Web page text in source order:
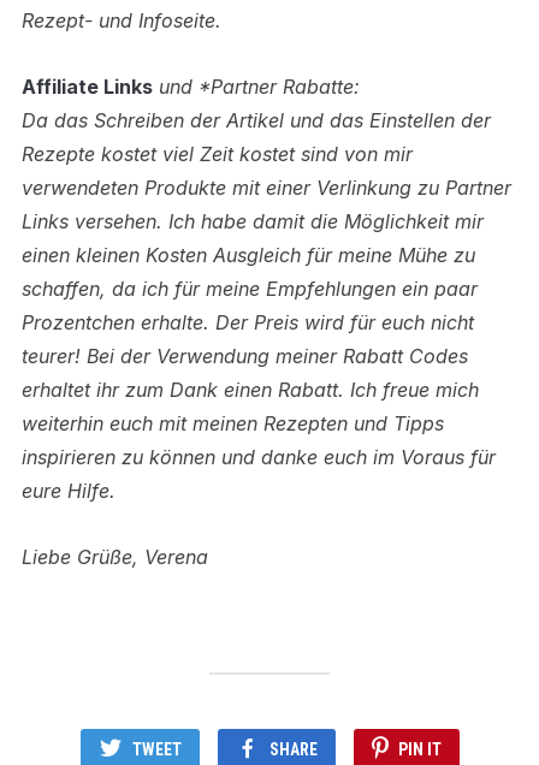
Rezept- und Infoseite.
Affiliate Linksund *Partner Rabatte:
Da das Schreiben der Artikel und das Einstellen der
Rezepte kostet viel Zeit kostet sind von mir
verwendeten Produkte mit einer Verlinkung zu Partner
Links versehen. Ich habe damit die Möglichkeit mir
einen kleinen Kosten Ausgleich für meine Mühe zu
schaffen, da ich für meine Empfehlungen ein paar
Prozentchen erhalte. Der Preis wird für euch nicht
teurer! Bei der Verwendung meiner Rabatt Codes
erhaltet ihr zum Dank einen Rabatt. Ich freue mich
weiterhin euch mit meinen Rezepten und Tipps
inspirieren zu können und danke euch im Voraus für
eure Hilfe.
Liebe Grüße, Verena
TWEET SHARE PIN IT